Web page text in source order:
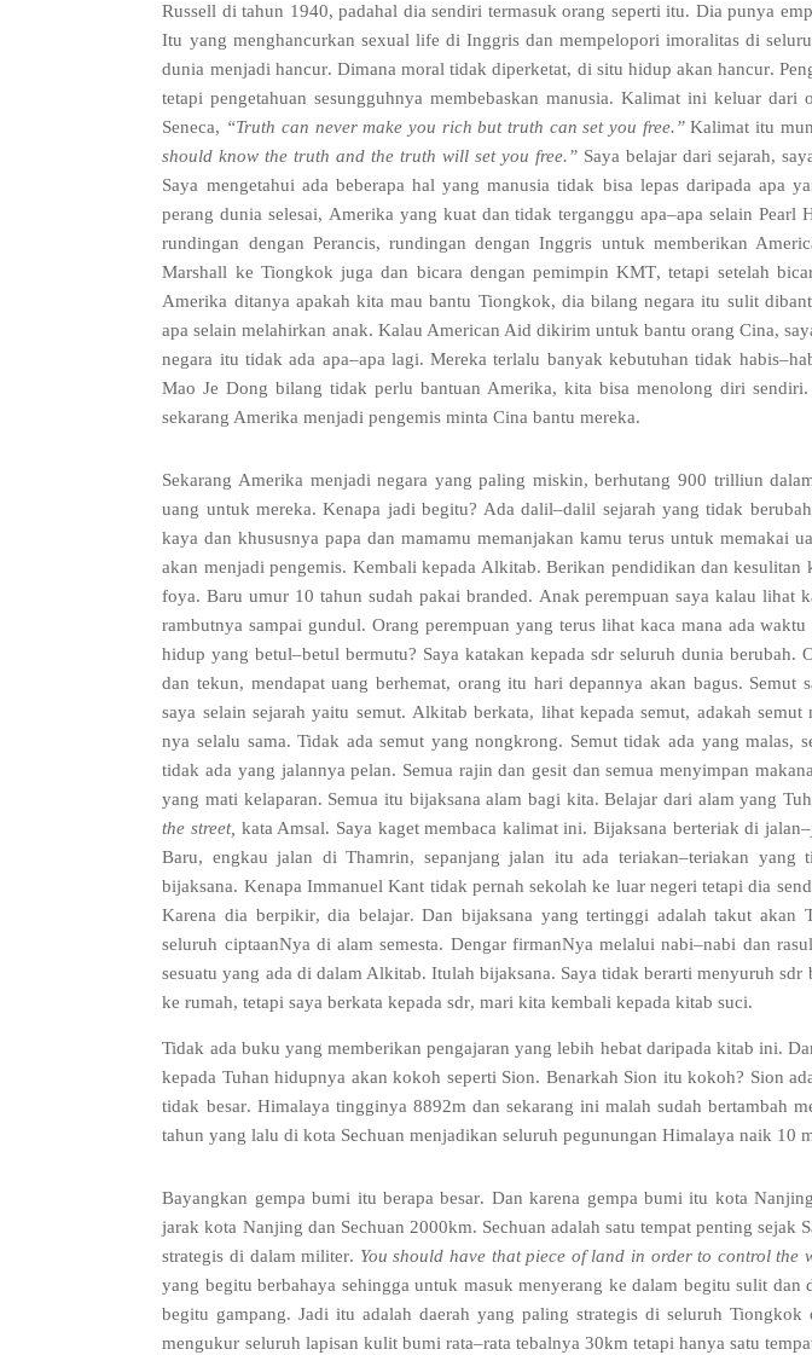
Russell di tahun 1940,padahal dia sendiri termasuk orang seperti itu. Dia punya
Itu yang menghancurkan sexual life di Inggris dan mempelopori imoralitas di
dunia menjadi hancur. Dimana moral tidak diperketat, di situ hidup akan hancur.
tetapi pengetahuan sesungguhnya membebaskan manusia. Kalimat ini keluar dari
Seneca, “Truth can never make you rich but truth can set you free.” Kalimat itu
should know the truth and the truth will set you free.” Saya belajar dari sejarah,
Saya mengetahui ada beberapa hal yang manusia tidak bisa lepas daripada apa
perang dunia selesai, Amerika yang kuat dan tidak terganggu apa–apa selain Pearl
rundingan dengan Perancis,rundingan dengan Inggris untuk memberikan
Marshall ke Tiongkok juga dan bicara dengan pemimpin KMT,tetapi setelah
Amerika ditanya apakah kita mau bantu Tiongkok, dia bilang negara itu sulit
apa selain melahirkan anak. Kalau American Aid dikirim untuk bantu orang Cina,
negara itu tidak ada apa–apa lagi.Mereka terlalu banyak kebutuhan tidak habis–
Mao Je Dong bilang tidak perlu bantuan Amerika, kita bisa menolong diri sendiri
sekarang Amerika menjadi pengemis minta Cina bantu mereka.
Sekarang Amerika menjadi negara yang paling miskin,berhutang900 trilliun
uang untuk mereka.Kenapa jadi begitu? Ada dalil–dalil sejarah yang tidak berubah
kaya dan khususnya papa dan mamamu memanjakan kamu terus untuk memakai
akan menjadi pengemis. Kembali kepada Alkitab.Berikan pendidikan dan kesulitan
foya.Baru umur 10 tahun sudah pakai branded. Anak perempuan saya kalau lihat
rambutnya sampai gundul.Orang perempuan yang terus lihat kaca mana ada
hidup yang betul–betul bermutu? Saya katakan kepada sdr seluruh dunia berubah.
dan tekun, mendapat uang berhemat, orang itu hari depannya akan bagus. Semut
saya selain sejarah yaitu semut. Alkitab berkata, lihat kepada semut, adakah semut
nya selalu sama.Tidak ada semut yang nongkrong. Semut tidak ada yang malas,
tidak ada yang jalannya pelan. Semua rajin dan gesit dan semua menyimpan
yang mati kelaparan. Semua itu bijaksana alam bagi kita.Belajar dari alam yang
the street, kata Amsal. Saya kaget membaca kalimat ini.Bijaksana berteriak di jalan–
Baru, engkau jalan di Thamrin, sepanjang jalan itu ada teriakan–teriakan yang
bijaksana. Kenapa Immanuel Kant tidak pernah sekolah ke luar negeri tetapi dia
Karena dia berpikir,dia belajar.Dan bijaksana yang tertinggi adalah takut akan
seluruh ciptaanNya di alam semesta. Dengar firmanNya melalui nabi–nabi dan rasul
sesuatu yang ada di dalam Alkitab. Itulah bijaksana. Saya tidak berarti menyuruh
ke rumah,tetapi saya berkata kepada sdr,mari kita kembali kepada kitab suci.
Tidak ada buku yang memberikan pengajaran yang lebih hebat daripada kitab ini.
kepada Tuhan hidupnya akan kokoh seperti Sion. Benarkah Sion itu kokoh? Sion
tidak besar. Himalaya tingginya 8892m dan sekarang ini malah sudah bertambah
tahun yang lalu di kota Sechuan menjadikan seluruh pegunungan Himalaya naik 10
Bayangkan gempa bumi itu berapa besar. Dan karena gempa bumi itu kota
jarak kota Nanjing dan Sechuan 2000km. Sechuan adalah satu tempat penting sejak
strategis di dalam militer. You should have that piece of land in order to control the
yang begitu berbahaya sehingga untuk masuk menyerang ke dalam begitu sulit dan
begitu gampang.Jadi itu adalah daerah yang paling strategis di seluruh
mengukur seluruh lapisan kulit bumi rata–rata tebalnya30km tetapi hanya satu